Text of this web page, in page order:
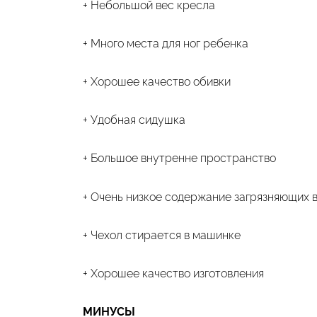
+ Небольшой вес кресла
+ Много места для ног ребенка
+ Хорошее качество обивки
+ Удобная сидушка
+ Большое внутренне пространство
+ Очень низкое содержание загрязняющих
+ Чехол стирается в машинке
+ Хорошее качество изготовления
МИНУСЫ